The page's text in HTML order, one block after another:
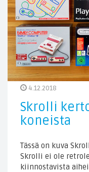
4.12.2018
Skrolli
koneista
Tässä on kuva
Skrolli ei ole
kiinnostavista